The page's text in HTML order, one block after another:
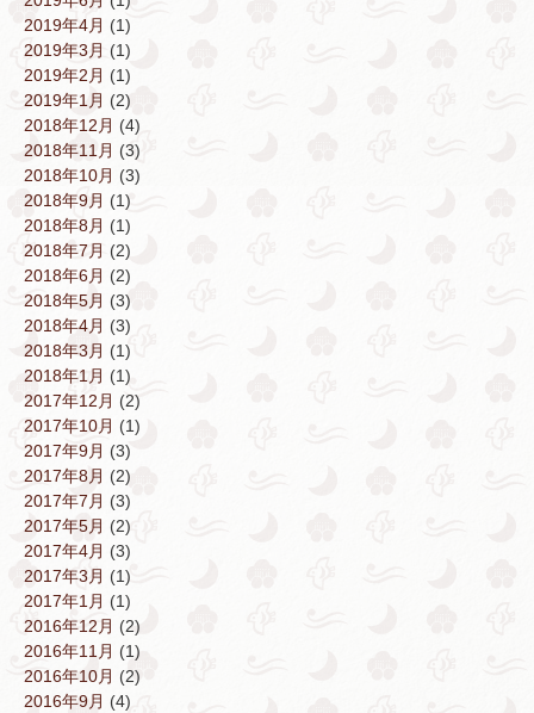
2019年4月 (1)
2019年3月 (1)
2019年2月 (1)
2019年1月 (2)
2018年12月 (4)
2018年11月 (3)
2018年10月 (3)
2018年9月 (1)
2018年8月 (1)
2018年7月 (2)
2018年6月 (2)
2018年5月 (3)
2018年4月 (3)
2018年3月 (1)
2018年1月 (1)
2017年12月 (2)
2017年10月 (1)
2017年9月 (3)
2017年8月 (2)
2017年7月 (3)
2017年5月 (2)
2017年4月 (3)
2017年3月 (1)
2017年1月 (1)
2016年12月 (2)
2016年11月 (1)
2016年10月 (2)
2016年9月 (4)